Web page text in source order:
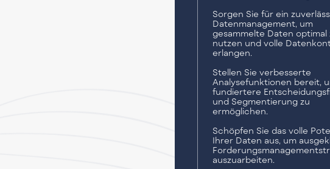
Sorgen Sie für ein
Datenmanagement, um
gesammelte Daten optimal
nutzen und volle
erlangen.
Stellen Sie verbesserte
Analysefunktionen bereit,
fundiertere
und Segmentierung zu
ermöglichen.
Schöpfen Sie das volle
Ihrer Daten aus, um
auszuarbeiten.